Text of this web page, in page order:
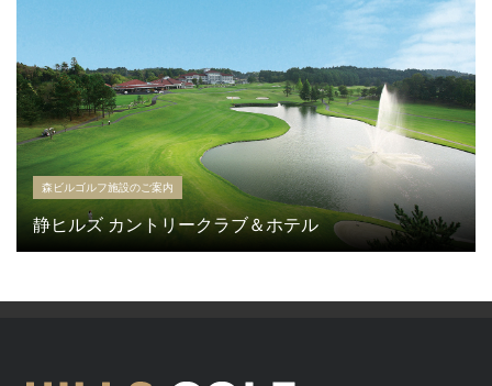
森ビルゴルフ施設のご案内
静ヒルズ カントリークラブ＆ホテル